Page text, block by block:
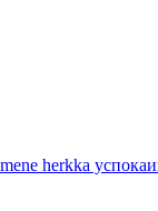
herkka